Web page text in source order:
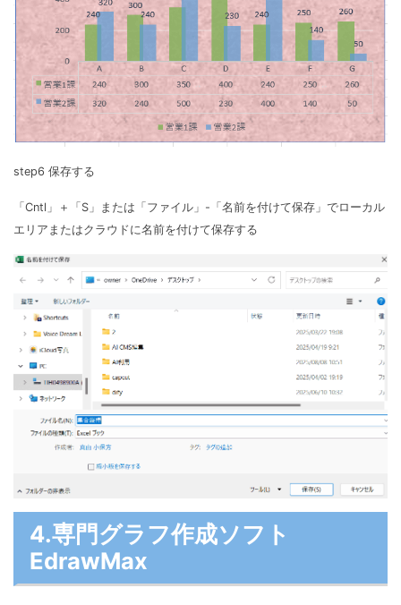
step6 保存する
「Cntl」＋「S」または「ファイル」-「名前を付けて保存」でローカル
エリアまたはクラウドに名前を付けて保存する
4.専門グラフ作成ソフト
EdrawMax